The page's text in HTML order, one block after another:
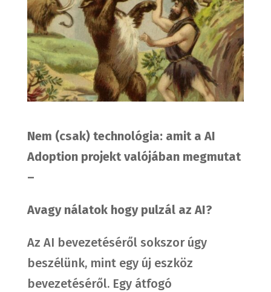
Nem (csak) technológia: amit a AI
Adoption projekt valójában megmutat
–
Avagy nálatok hogy pulzál az AI?
Az AI bevezetéséről sokszor úgy
beszélünk, mint egy új eszköz
bevezetéséről. Egy átfogó